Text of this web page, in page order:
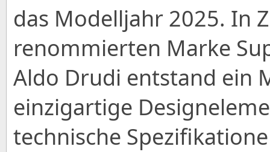
das Modelljahr 2025. In
renommierten Marke
Aldo Drudi entstand ein
einzigartige
technische